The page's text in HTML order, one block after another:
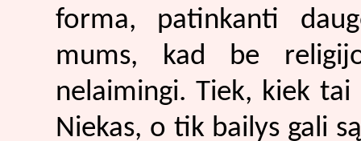
forma, patinkanti
mums, kad be
nelaimingi. Tiek, kiek
Niekas, o tik bailys gali